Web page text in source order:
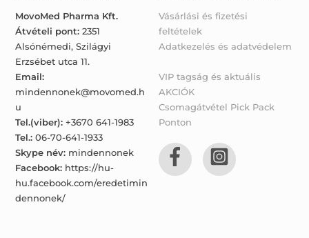
MovoMed Pharma Kft.
Átvételi pont: 2351
Alsónémedi, Szilágyi
Erzsébet utca 11.
Email:
mindennonek@movomed.h
u
Tel.(viber): +3670 641-1983
Tel.: 06-70-641-1933
Skype név: mindennonek
Facebook: https://hu-
hu.facebook.com/eredetimin
dennonek/
Vásárlási és fizetési
feltételek
Adatkezelés és adatvédelem
VIP tagság és aktuális
AKCIÓK
Csomagátvétel Pick Pack
Ponton